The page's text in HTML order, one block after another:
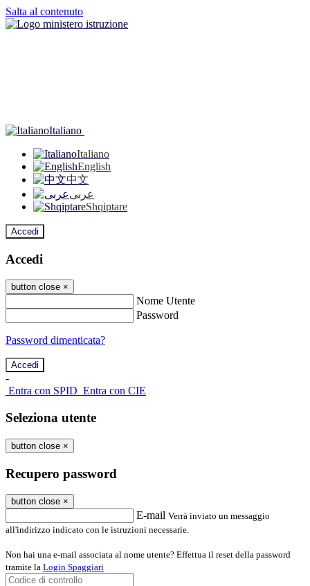
Salta al contenuto
Italiano
Italiano
English
中文
عربى
Shqiptare
Accedi
Accedi
button close ×
Nome Utente
Password
Password dimenticata?
-
Entra con SPID Entra con CIE
Seleziona utente
button close ×
Recupero password
button close ×
E-mail Verrà inviato un messaggio
all'indirizzo indicato con le istruzioni necessarie.
Non hai una e-mail associata al nome utente? Effettua il reset della password
tramite la Login Spaggiari